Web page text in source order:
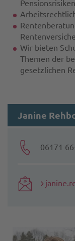
Pensionsrisiken
Wir bieten
Themen der
gesetzlichen
Janine
06171